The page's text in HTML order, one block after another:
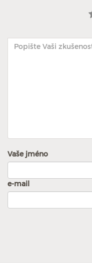
Vaše jméno
e-mail